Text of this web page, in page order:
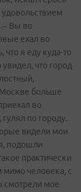
Вы во
ехал во
что я еду куда-то
что город
больше
во
по городу.
видели мои
подошли
практически
мимо человека, с
смотрели мое